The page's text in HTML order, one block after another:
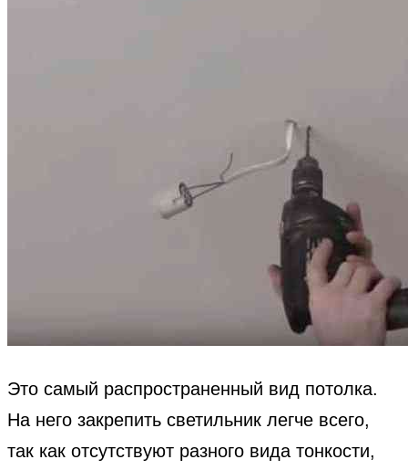
Это самый распространенный вид потолка.
На него закрепить светильник легче всего,
так как отсутствуют разного вида тонкости,